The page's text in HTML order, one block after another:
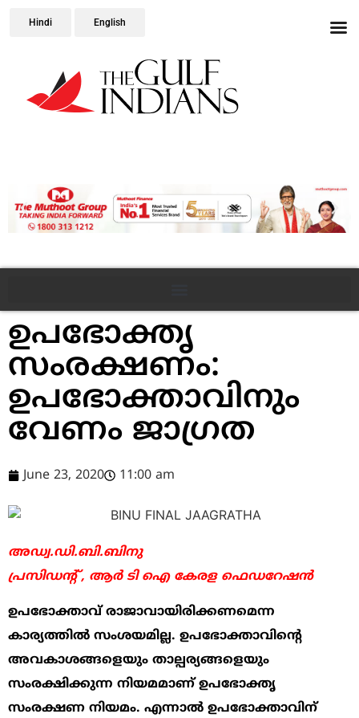
Hindi English
ഉപഭോക്തൃ
സംരക്ഷണം:
ഉപഭോക്താവിനും
വേണം ജാഗ്രത
June 23, 2020 11:00 am
അഡ്വ.ഡി.ബി.ബിനു
പ്രസിഡന്‍റ് , ആർ ടി ഐ കേരള ഫെഡറേഷൻ
ഉപഭോക്താവ് രാജാവായിരിക്കണമെന്ന
കാര്യത്തിൽ സംശയമില്ല. ഉപഭോക്താവിന്‍റെ
അവകാശങ്ങളെയും താല്പര്യങ്ങളെയും
സംരക്ഷിക്കുന്ന നിയമമാണ് ഉപഭോക്തൃ
സംരക്ഷണ നിയമം. എന്നാൽ ഉപഭോക്താവിന്